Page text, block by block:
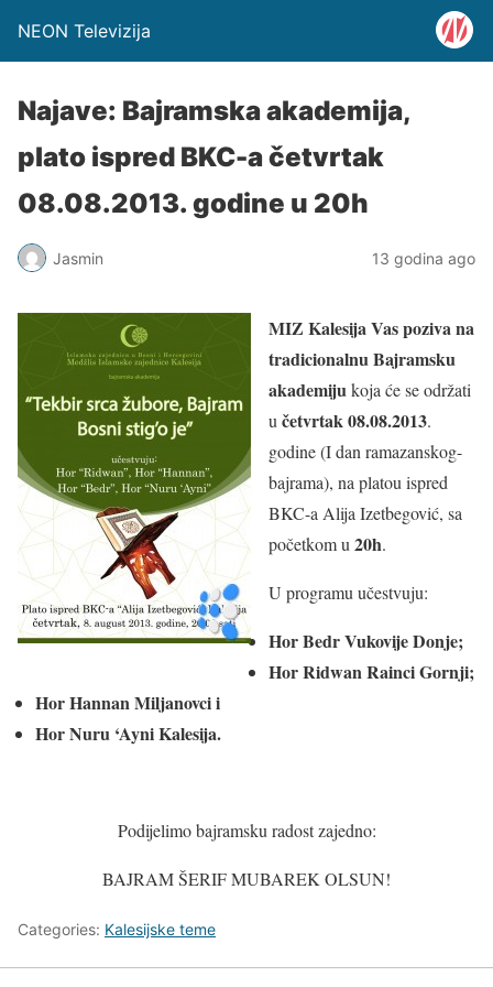
NEON Televizija
Najave: Bajramska akademija,
plato ispred BKC-a četvrtak
08.08.2013. godine u 20h
Jasmin 13 godina ago
MIZ Kalesija Vas poziva na
tradicionalnu Bajramsku
akademijukoja će se održati
u četvrtak 08.08.2013.
godine (I dan ramazanskog-
bajrama), na platou ispred
BKC-a Alija Izetbegović, sa
početkom u 20h.
U programu učestvuju:
Hor Bedr Vukovije Donje;
Hor Ridwan Rainci Gornji;
Hor Hannan Miljanovci i
Hor Nuru ‘Ayni Kalesija.
Podijelimo bajramsku radost zajedno:
BAJRAM ŠERIF MUBAREK OLSUN!
Categories: Kalesijske teme